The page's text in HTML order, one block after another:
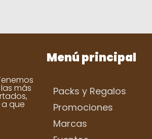
más
que
Menú principal
Packs y Regalos
Promociones
Marcas